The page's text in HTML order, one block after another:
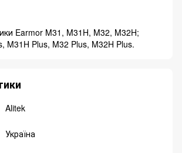
Earmor M31, M31H, M32, M32H;
M31H Plus, M32 Plus, M32H Plus.
Alitek
Україна